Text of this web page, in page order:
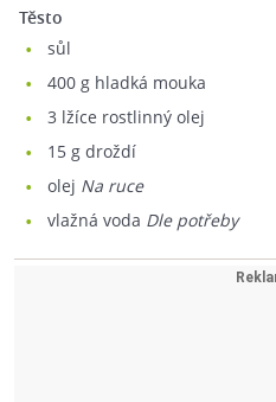
Těsto
sůl
400 g hladká mouka
3 lžíce rostlinný olej
15 g droždí
olej Na ruce
vlažná voda Dle potřeby